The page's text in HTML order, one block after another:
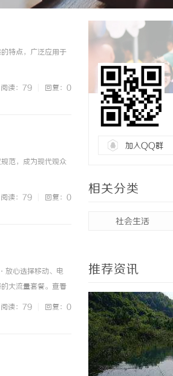
特点，广泛应用于
阅读：79 回复：0
范，成为现代观众
阅读：79 回复：0
放心选择移动、电
大流量套餐。查看
线办理移动流量卡
阅读：79 回复：0
加入QQ群
相关分类
社会生活
推荐资讯